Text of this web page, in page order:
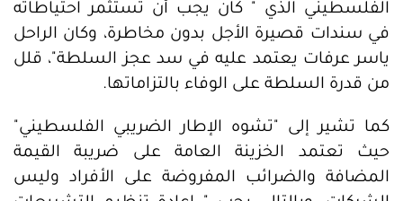
الفلسطيني الذي " كان يجب أن تستثمر احتياطاته
في سندات قصيرة الأجل بدون مخاطرة، وكان الراحل
ياسر عرفات يعتمد عليه في سد عجز السلطة"، قلل
من قدرة السلطة على الوفاء بالتزاماتها.
كما تشير إلى "تشوه الإطار الضريبي الفلسطيني"
حيث تعتمد الخزينة العامة على ضريبة القيمة
المضافة والضرائب المفروضة على الأفراد وليس